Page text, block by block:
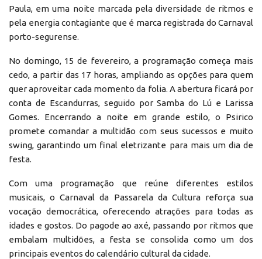
Paula, em uma noite marcada pela diversidade de ritmos e
pela energia contagiante que é marca registrada do Carnaval
porto-segurense.
No domingo, 15 de fevereiro, a programação começa mais
cedo, a partir das 17 horas, ampliando as opções para quem
quer aproveitar cada momento da folia. A abertura ficará por
conta de Escandurras, seguido por Samba do Lú e Larissa
Gomes. Encerrando a noite em grande estilo, o Psirico
promete comandar a multidão com seus sucessos e muito
swing, garantindo um final eletrizante para mais um dia de
festa.
Com uma programação que reúne diferentes estilos
musicais, o Carnaval da Passarela da Cultura reforça sua
vocação democrática, oferecendo atrações para todas as
idades e gostos. Do pagode ao axé, passando por ritmos que
embalam multidões, a festa se consolida como um dos
principais eventos do calendário cultural da cidade.